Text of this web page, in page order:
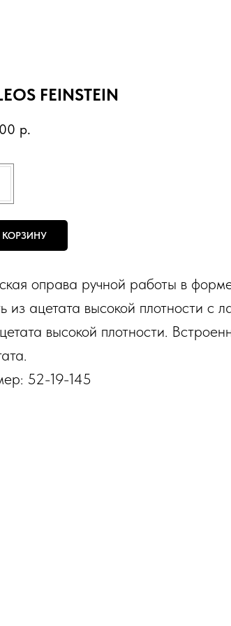
FEINSTEIN
р.
КОРЗИНУ
оправа ручной работы в
из ацетата высокой плотности с
высокой плотности.
52-19-145